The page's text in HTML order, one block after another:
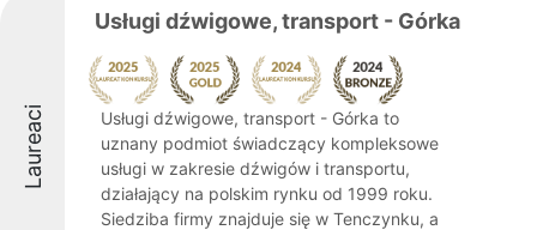
Laureaci
Usługi dźwigowe, transport - Górka
Usługi dźwigowe, transport - Górka to
uznany podmiot świadczący kompleksowe
usługi w zakresie dźwigów i transportu,
działający na polskim rynku od 1999 roku.
Siedziba firmy znajduje się w Tenczynku, a